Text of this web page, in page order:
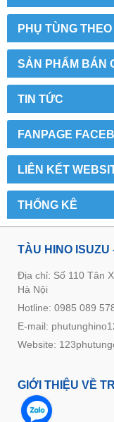
PHỤ TÙNG
SẢN PHẨM BÁN
TIN TỨC
FANPAGE
LIÊN KẾT
THỐNG KÊ
TÀU HINO ISUZU
Địa chỉ: Số 110 Tân
Hà Nội
Hotline: 0985 089
E-mail:
Website:
GIỚI THIỆU VỀ